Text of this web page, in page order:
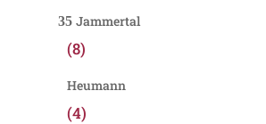
Jammertal
(8)
Heumann
(4)